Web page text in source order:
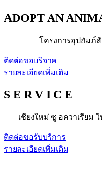
ADOPT AN
โครงการอุปถัมภ์
ติดต่อขอบริจาค
รายละเอียดเพิ่มเติม
S E R V I C E
เชียงใหม่ ซู อควาเรียม
ติดต่อขอรับบริการ
รายละเอียดเพิ่มเติม